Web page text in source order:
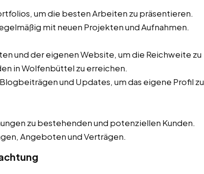
um die besten Arbeiten zu präsentieren.
mit neuen Projekten und Aufnahmen.
und der eigenen Website, um die Reichweite zu
in Wolfenbüttel zu erreichen.
und Updates, um das eigene Profil zu
zu bestehenden und potenziellen Kunden.
Angeboten und Verträgen.